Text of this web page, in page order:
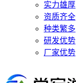
实力雄厚
资质齐全
种类繁多
研发优势
厂家优势